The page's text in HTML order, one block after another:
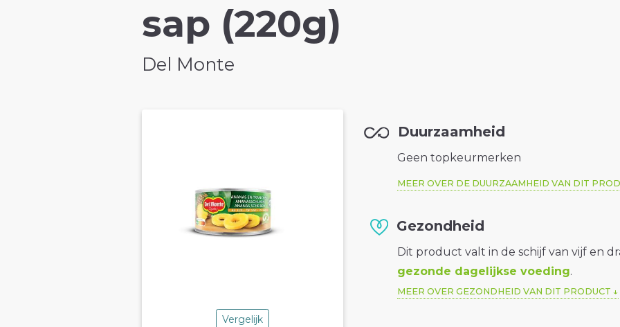
sap (220g)
Del Monte
Vergelijk
Duurzaamheid
Geen topkeurmerken
MEER OVER DE DUURZAAMHEID VAN DIT
Gezondheid
Dit product valt in de schijf van vijf en
gezonde dagelijkse voeding.
MEER OVER GEZONDHEID VAN DIT PRODUCT